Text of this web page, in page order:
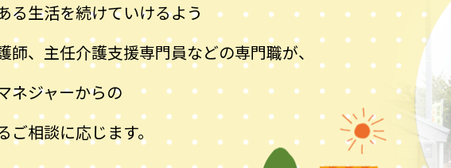
る生活を続けていけるよう
、主任介護支援専門員などの専門職が、
ネジャーからの
相談に応じます。